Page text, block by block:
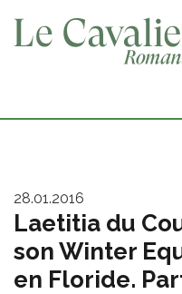
28.01.2016
Laetitia du
son Winter
en Floride.